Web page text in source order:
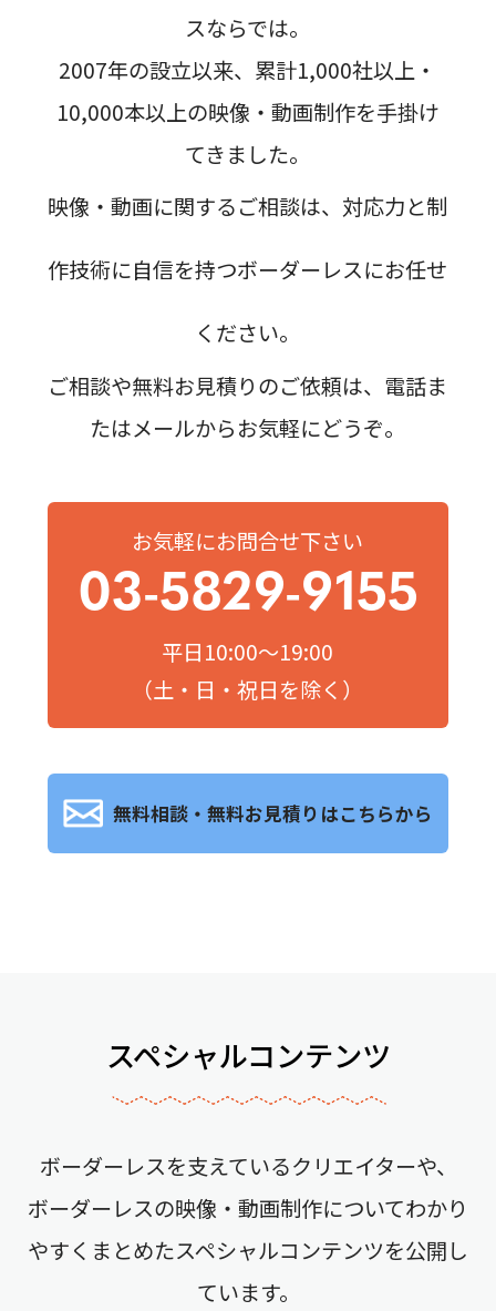
スならでは。
2007年の設立以来、累計1,000社以上・
10,000本以上の映像・動画制作を手掛け
てきました。
映像・動画に関するご相談は、対応力と制
作技術に自信を持つボーダーレスにお任せ
ください。
ご相談や無料お見積りのご依頼は、電話ま
たはメールからお気軽にどうぞ。
お気軽にお問合せ下さい
03-5829-9155
平日10:00～19:00
（土・日・祝日を除く）
無料相談・無料お見積りはこちらから
スペシャルコンテンツ
ボーダーレスを支えているクリエイターや、
ボーダーレスの映像・動画制作についてわかり
やすくまとめたスペシャルコンテンツを公開し
ています。